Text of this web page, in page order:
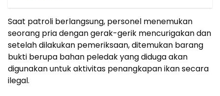
Saat patroli berlangsung, personel menemukan
seorang pria dengan gerak-gerik mencurigakan dan
setelah dilakukan pemeriksaan, ditemukan barang
bukti berupa bahan peledak yang diduga akan
digunakan untuk aktivitas penangkapan ikan secara
ilegal.